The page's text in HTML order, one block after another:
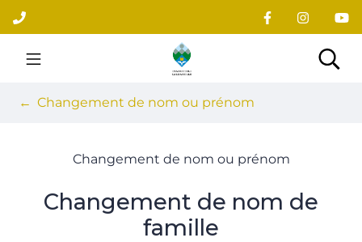
Aller
au
contenu
Site officiel du village
Changement de nom ou prénom
Changement de nom ou prénom
Changement de nom de
famille